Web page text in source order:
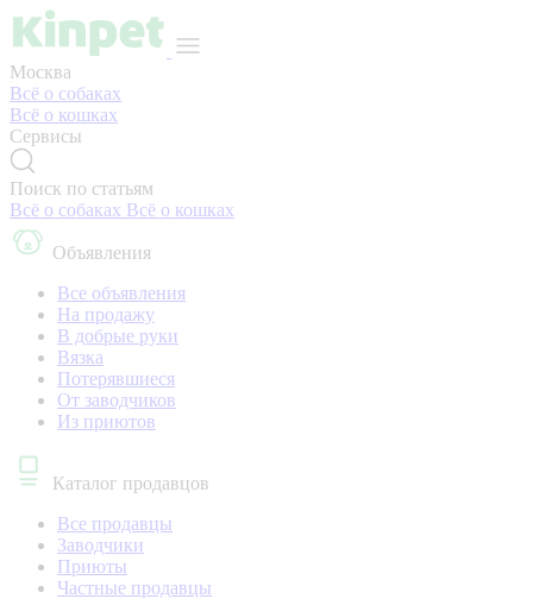
Москва
Всё о собаках
Всё о кошках
Сервисы
Поиск по статьям
Всё о собаках Всё о кошках
Объявления
Все объявления
На продажу
В добрые руки
Вязка
Потерявшиеся
От заводчиков
Из приютов
Каталог продавцов
Все продавцы
Заводчики
Приюты
Частные продавцы